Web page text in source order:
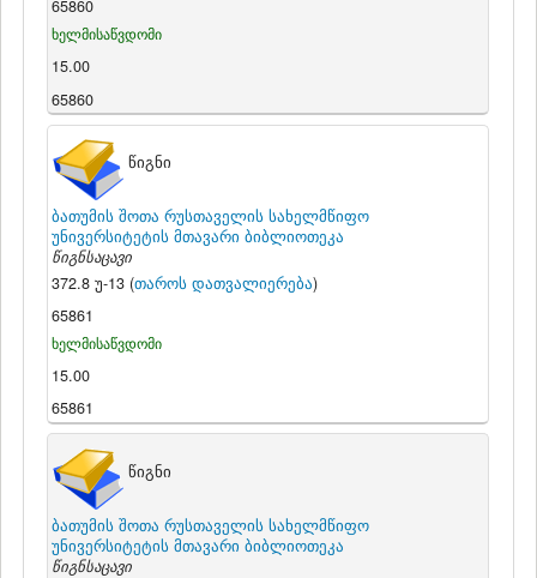
65860
ხელმისაწვდომი
15.00
65860
წიგნი
ბათუმის შოთა რუსთაველის სახელმწიფო
უნივერსიტეტის მთავარი ბიბლიოთეკა
წიგნსაცავი
372.8 უ-13 (თაროს დათვალიერება)
65861
ხელმისაწვდომი
15.00
65861
წიგნი
ბათუმის შოთა რუსთაველის სახელმწიფო
უნივერსიტეტის მთავარი ბიბლიოთეკა
წიგნსაცავი